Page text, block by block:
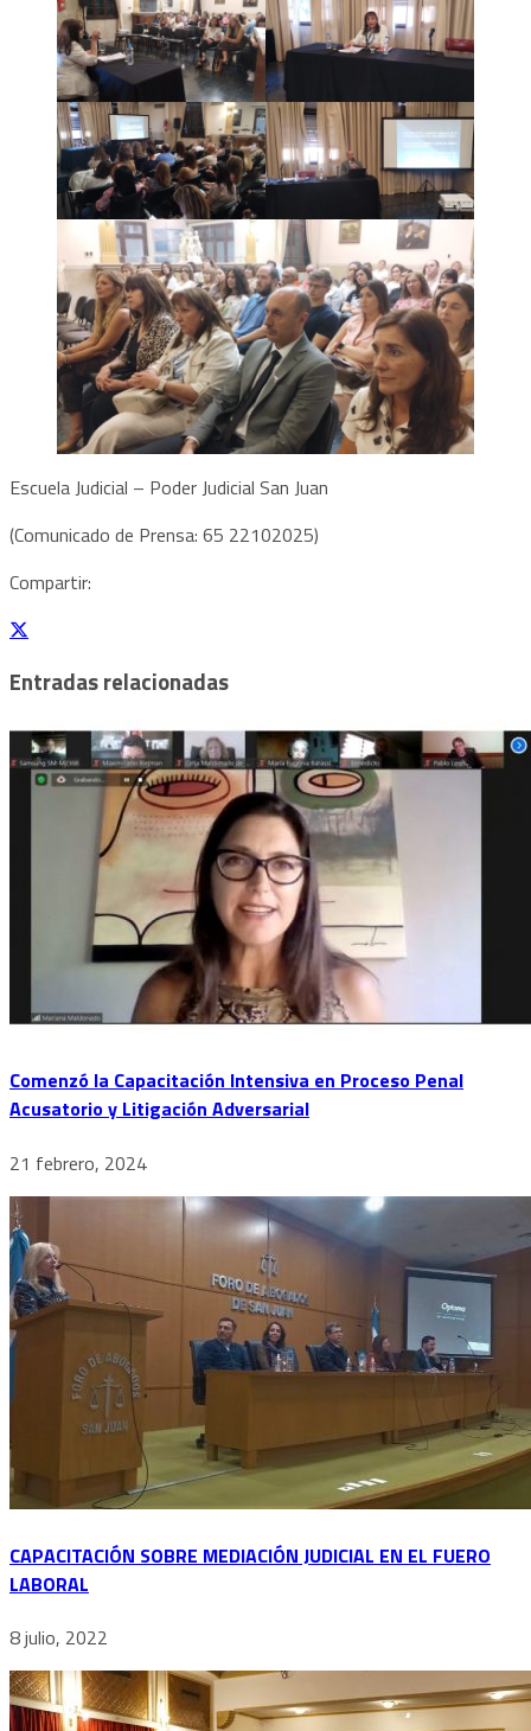
Escuela Judicial – Poder Judicial San Juan
(Comunicado de Prensa: 65 22102025)
Compartir:
Entradas relacionadas
Comenzó la Capacitación Intensiva en Proceso Penal
Acusatorio y Litigación Adversarial
21 febrero, 2024
CAPACITACIÓN SOBRE MEDIACIÓN JUDICIAL EN EL FUERO
LABORAL
8 julio, 2022